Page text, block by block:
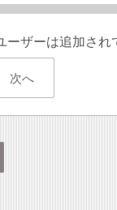
ザーは追加され
次へ